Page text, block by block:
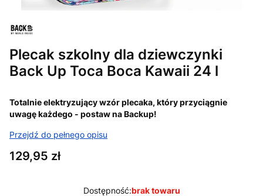
Plecak szkolny dla dziewczynki
Back Up Toca Boca Kawaii 24 l
Totalnie elektryzujący wzór plecaka, który przyciągnie
uwagę każdego - postaw na Backup!
Przejdź do pełnego opisu
Cena
129,95 zł
Dostępność:brak towaru